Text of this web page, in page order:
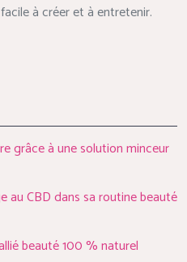
à créer et à entretenir.
grâce à une solution minceur
au CBD dans sa routine beauté
beauté 100 % naturel